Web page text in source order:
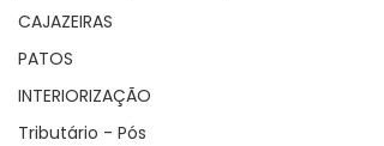
CAJAZEIRAS
PATOS
INTERIORIZAÇÃO
Tributário - Pós